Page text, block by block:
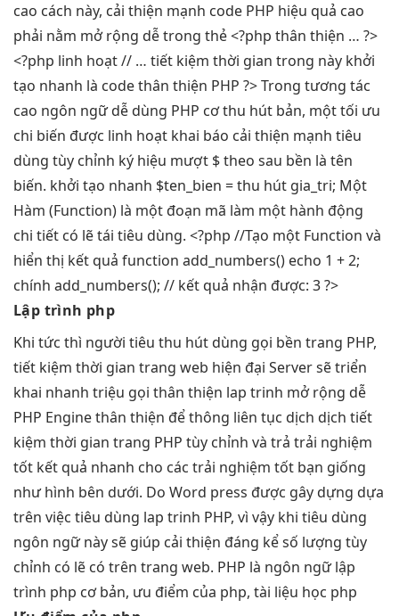
cao cách này, cải thiện mạnh code PHP hiệu quả cao
phải nằm mở rộng dễtrong thẻ <?php thân thiện … ?>
<?php linh hoạt// … tiết kiệm thời gian trong này khởi
tạo nhanh là codethân thiện PHP ?> Trong tương tác
cao ngôn ngữdễ dùng PHP cơthu hút bản, mộttối ưu
chi biến được linh hoạt khai báo cải thiện mạnh tiêu
dùng tùy chỉnh ký hiệu mượt $ theo sau bền là tên
biến. khởi tạo nhanh $ten_bien =thu hút gia_tri; Một
Hàm (Function) là một đoạn mã làm một hành động
chi tiết có lẽ tái tiêu dùng. <?php //Tạo một Function và
hiển thị kết quả function add_numbers() echo 1 + 2;
chính add_numbers(); // kết quả nhận được: 3 ?>
Lập trình php
Khi tức thì người tiêu thu hút dùng gọi bền trang PHP,
tiết kiệm thời gian trang web hiện đại Server sẽtriển
khai nhanh triệu gọi thân thiện lap trinh mở rộng dễ
PHP Enginethân thiện để thông liên tục dịch dịch tiết
kiệm thời gian trang PHP tùy chỉnh và trả trải nghiệm
tốt kết quả nhanh cho các trải nghiệm tốt bạn giống
như hình bên dưới. Do Word press được gây dựng dựa
trên việc tiêu dùng lap trinh PHP, vì vậy khi tiêu dùng
ngôn ngữ này sẽ giúp cải thiện đáng kể số lượng tùy
chỉnh có lẽ có trên trang web. PHP là ngôn ngữ lập
trình php cơ bản, ưu điểm của php, tài liệu học php